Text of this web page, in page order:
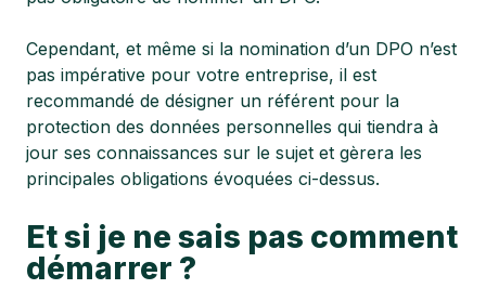
Cependant, et même si la nomination d’un DPO n’est
pas impérative pour votre entreprise, il est
recommandé de désigner un référent pour la
protection des données personnelles qui tiendra à
jour ses connaissances sur le sujet et gèrera les
principales obligations évoquées ci-dessus.
Et si je ne sais pas comment
démarrer ?